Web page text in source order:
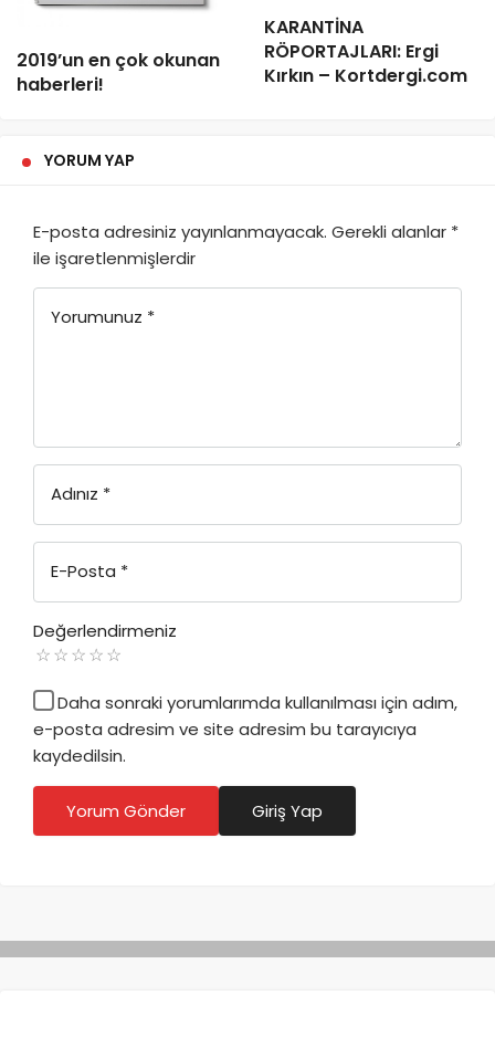
2019’un en çok okunan
haberleri!
KARANTİNA
RÖPORTAJLARI: Ergi
Kırkın – Kortdergi.com
YORUM YAP
E-posta adresiniz yayınlanmayacak. Gerekli alanlar *
ile işaretlenmişlerdir
Yorumunuz *
Adınız *
E-Posta *
Değerlendirmeniz
Daha sonraki yorumlarımda kullanılması için adım,
e-posta adresim ve site adresim bu tarayıcıya
kaydedilsin.
Yorum Gönder Giriş Yap